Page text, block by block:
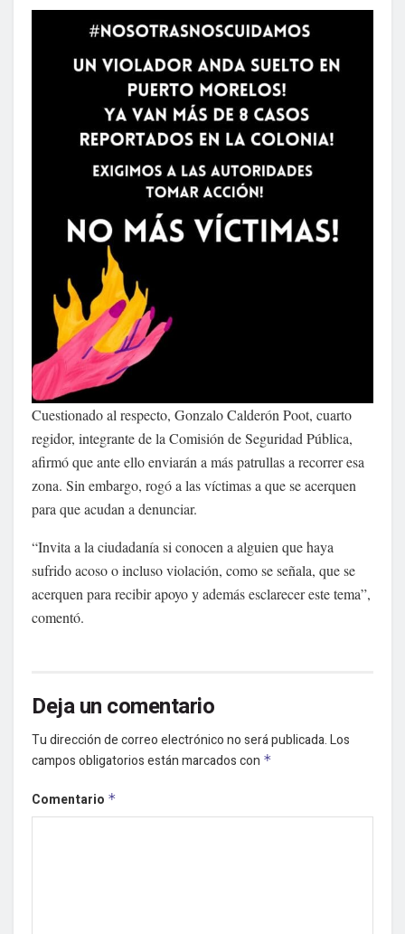
Cuestionado al respecto, Gonzalo Calderón Poot, cuarto
regidor, integrante de la Comisión de Seguridad Pública,
afirmó que ante ello enviarán a más patrullas a recorrer esa
zona. Sin embargo, rogó a las víctimas a que se acerquen
para que acudan a denunciar.
“Invita a la ciudadanía si conocen a alguien que haya
sufrido acoso o incluso violación, como se señala, que se
acerquen para recibir apoyo y además esclarecer este tema”,
comentó.
Deja un comentario
Tu dirección de correo electrónico no será publicada.Los
campos obligatorios están marcados con *
Comentario *